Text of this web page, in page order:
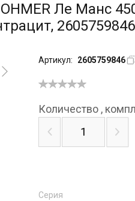
Ле Манс
2605759846
Артикул: 2605759846
Серия
Количество , компл